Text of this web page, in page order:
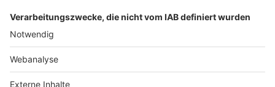
Nutzungsbedingungen Datenschutz Impressum